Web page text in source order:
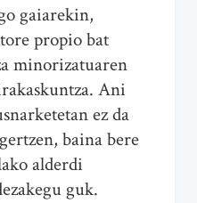
gaiarekin,
propio bat
minorizatuaren
Ani
ez da
baina bere
alderdi
guk.